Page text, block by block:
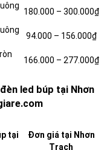
180.000 – 300.000₫
94.000 – 156.000₫
166.000 – 277.000₫
led búp tại Nhơn
tại
Đơn giá tại Nhơn
Trạch